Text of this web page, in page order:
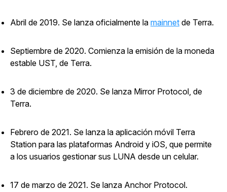
Abril de 2019. Se lanza oficialmente la mainnet de Terra.
Septiembre de 2020. Comienza la emisión de la moneda
estable UST, de Terra.
3 de diciembre de 2020. Se lanza Mirror Protocol, de
Terra.
Febrero de 2021. Se lanza la aplicación móvil Terra
Station para las plataformas Android y iOS, que permite
a los usuarios gestionar sus LUNA desde un celular.
17 de marzo de 2021. Se lanza Anchor Protocol.